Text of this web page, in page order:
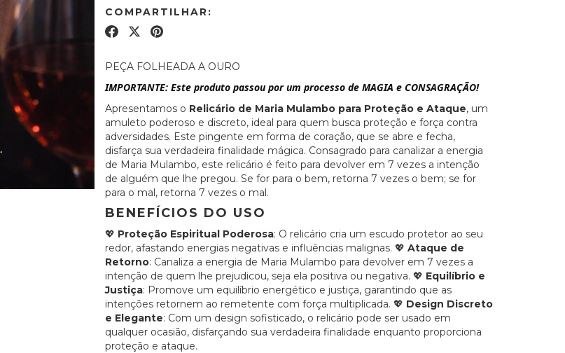
COMPARTILHAR:
PEÇA FOLHEADA A OURO
IMPORTANTE: Este produto passou por um processo de MAGIA e CONSAGRAÇÃO!
Apresentamos o Relicário de Maria Mulambo para Proteção e Ataque, um
amuleto poderoso e discreto, ideal para quem busca proteção e força contra
adversidades. Este pingente em forma de coração, que se abre e fecha,
disfarça sua verdadeira finalidade mágica. Consagrado para canalizar a energia
de Maria Mulambo, este relicário é feito para devolver em 7 vezes a intenção
de alguém que lhe pregou. Se for para o bem, retorna 7 vezes o bem; se for
para o mal, retorna 7 vezes o mal.
BENEFÍCIOS DO USO
💖 Proteção Espiritual Poderosa: O relicário cria um escudo protetor ao seu
redor, afastando energias negativas e influências malignas. 💖 Ataque de
Retorno: Canaliza a energia de Maria Mulambo para devolver em 7 vezes a
intenção de quem lhe prejudicou, seja ela positiva ou negativa. 💖 Equilíbrio e
Justiça: Promove um equilíbrio energético e justiça, garantindo que as
intenções retornem ao remetente com força multiplicada. 💖 Design Discreto
e Elegante: Com um design sofisticado, o relicário pode ser usado em
qualquer ocasião, disfarçando sua verdadeira finalidade enquanto proporciona
proteção e ataque.